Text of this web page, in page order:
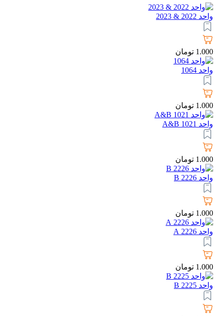
واحد 2022 & 2023
1.000 تومان
واحد 1064
1.000 تومان
واحد 1021 A&B
1.000 تومان
واحد 2226 B
1.000 تومان
واحد 2226 A
1.000 تومان
واحد 2225 B